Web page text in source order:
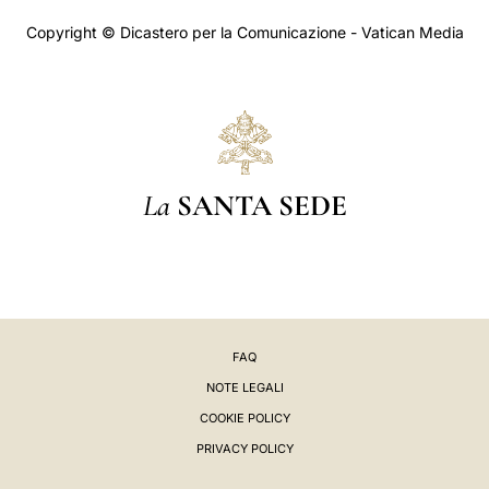
Copyright © Dicastero per la Comunicazione - Vatican Media
La SANTA SEDE
FAQ
NOTE LEGALI
COOKIE POLICY
PRIVACY POLICY